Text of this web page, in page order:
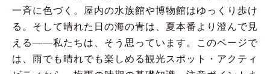
一斉に色づく。屋内の水族館や博物館はゆっくり歩け
る。そして晴れた日の海の青は、夏本番より澄んで見
える——私たちは、そう思っています。このページで
は、雨でも晴れでも楽しめる観光スポット・アクティ